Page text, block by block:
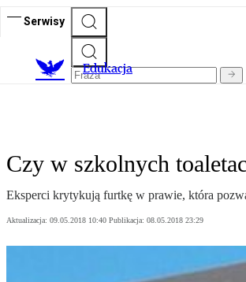
Serwisy
Edukacja
Czy w szkolnych
Eksperci krytykują furtkę w prawie, która
Aktualizacja: 09.05.2018 10:40 Publikacja: 08.05.2018 23:29